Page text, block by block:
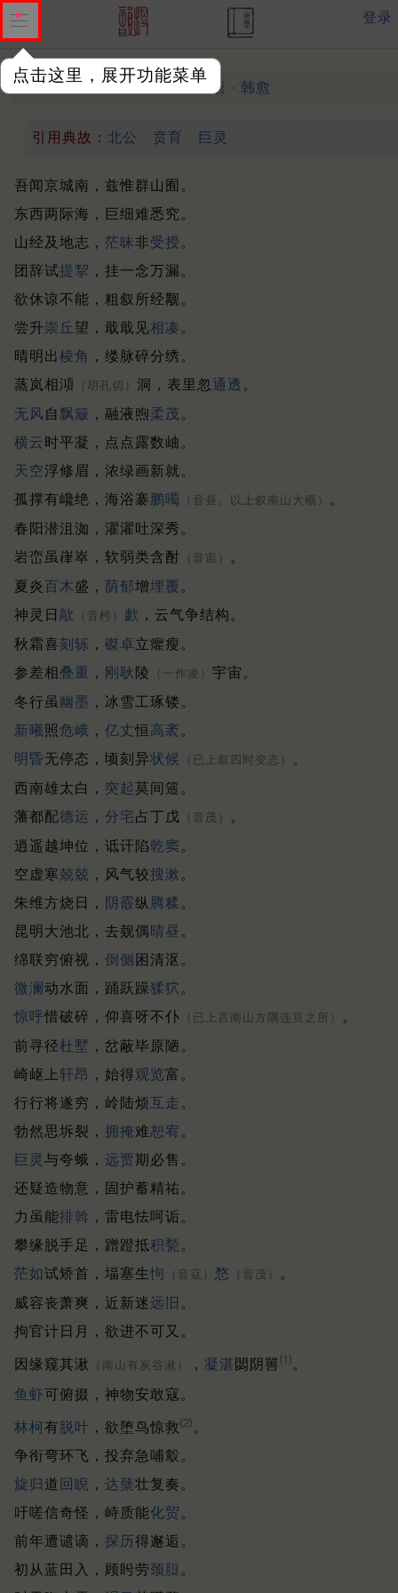
点击这里，展开功能菜单
登录
南山诗 中唐 · 韩愈
引用典故： 北公 贲育 巨灵
吾闻京城南，兹惟群山囿。
东西两际海，巨细难悉究。
山经及地志， 茫昧非受授 。
团辞试提挈 ，挂一念万漏。
欲休谅不能，粗叙所经觏。
尝升崇丘 望，戢戢见相凑 。
晴明出棱角
，缕脉碎分绣。
蒸岚相澒
（胡孔切） 洞，表里忽 通透 。
无风 自 飘簸 ，融液煦柔茂 。
横云 时平凝，点点露数岫。
天空浮修眉，浓绿画新就。
孤撑有巉绝，海浴褰 鹏噣 （音昼。以上叙南山大概）
。
春阳潜沮洳，濯濯吐深秀。
岩峦虽嵂崒，软弱类含酎 （音宙）
。
夏炎百木盛， 荫郁增埋覆 。
神灵日 歊 （音枵） 歔 ，云气争结构。
秋霜喜刻轹 ， 磔卓立癯瘦。
参差相 叠重 ， 刚耿 陵 （一作凌） 宇宙。
冬行虽 幽墨 ，冰雪工琢镂。
新曦照危峨 ， 亿丈恒高袤 。
明昏无停态，顷刻异状候 （已上叙四时变态）
。
西南雄太白， 突起莫间簉。
藩都配德运 ， 分宅占丁戊 （音茂）
。
逍遥越坤位，诋讦陷乾窦 。
空虚寒兢兢 ，风气较搜漱 。
朱维方烧日，
阴霰纵 腾糅 。
昆明大池北，去觌偶 晴昼 。
绵联穷俯视， 倒侧 困清沤。
微澜 动水面，踊跃躁猱狖 。
惊呼惜破碎，仰喜呀不仆 （已上言南山方隅连亘之所）
。
前寻径杜墅 ，岔蔽毕原陋。
崎岖上轩昂 ，始得观览富。
行行将遂穷，岭陆烦互走 。
勃然思坼裂， 拥掩难恕宥 。
巨灵 与夸蛾， 远贾期必售。
还疑造物意，固护蓄精祐。
力虽能排斡 ，雷电怯呵诟。
攀缘脱手足，蹭蹬抵积甃 。
茫如试矫首，堛塞生怐 （音寇） 愗 （音茂）
。
威容丧萧爽，近新迷远旧 。
拘官计日月，欲进不可又。
因缘窥其湫 （南山有炭谷湫） ， 凝湛 閟阴嘼⑴。
鱼虾可俯掇，神物安敢寇。
林柯有 脱叶 ，欲堕鸟惊救⑵ 。
争衔弯环飞，投弃急哺鷇。
旋归道 回睨 ， 达蘖壮复奏。
吁嗟信奇怪，峙质能化贸 。
前年遭谴谪， 探历得邂逅。
初从蓝田入，顾盻劳颈脰 。